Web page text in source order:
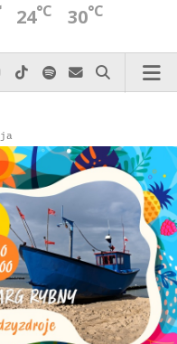
24°C 30°C
do nas zadzwoń
nas na Facebook-u
nas na X
Odwiedź nas na Instagram-ie
Odwiedź nas na TikTok-u
Szukaj nas na Spotify
Wyślij do nas
Szukaj